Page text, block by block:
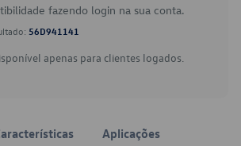
fazendo login na sua conta.
56D941141
apenas para clientes logados.
Aplicações